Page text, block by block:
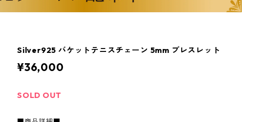
Silver925 バケットテニスチェーン 5mm ブレスレット
¥36,000
SOLD OUT